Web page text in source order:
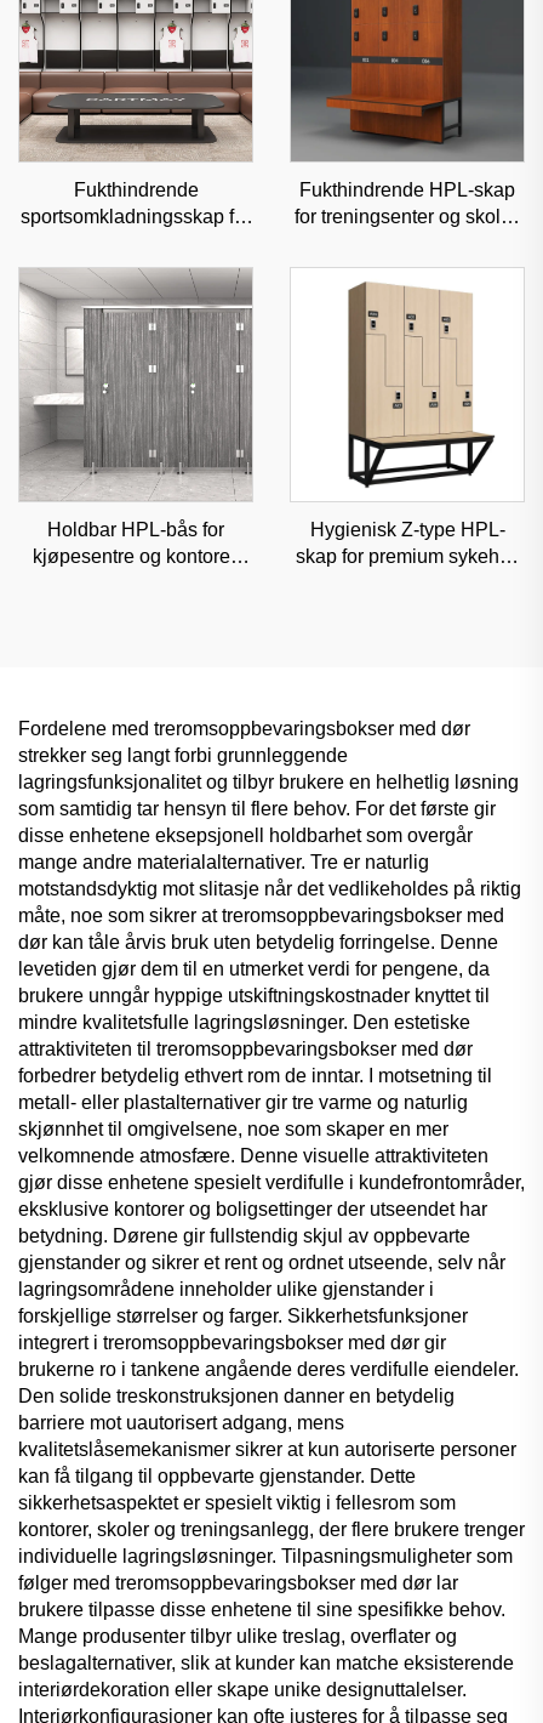
Fukthindrende
sportsomkladningsskap for
og treningssentre, slitesterk
ståloppbevaring
Fukthindrende HPL-skap
for treningsenter og skoler,
oppbevaring med
tilpasningsmuligheter
Holdbar HPL-bås for
kjøpesentre og kontorer,
Hygienisk Z-type HPL-
skap for premium sykehus
Fordelene med treromsoppbevaringsbokser med dør
strekker seg langt forbi grunnleggende
lagringsfunksjonalitet og tilbyr brukere en helhetlig løsning
som samtidig tar hensyn til flere behov. For det første gir
disse enhetene eksepsjonell holdbarhet som overgår
mange andre materialalternativer. Tre er naturlig
motstandsdyktig mot slitasje når det vedlikeholdes på riktig
måte, noe som sikrer at treromsoppbevaringsbokser med
dør kan tåle årvis bruk uten betydelig forringelse. Denne
levetiden gjør dem til en utmerket verdi for pengene, da
brukere unngår hyppige utskiftningskostnader knyttet til
mindre kvalitetsfulle lagringsløsninger. Den estetiske
attraktiviteten til treromsoppbevaringsbokser med dør
forbedrer betydelig ethvert rom de inntar. I motsetning til
metall- eller plastalternativer gir tre varme og naturlig
skjønnhet til omgivelsene, noe som skaper en mer
velkomnende atmosfære. Denne visuelle attraktiviteten
gjør disse enhetene spesielt verdifulle i kundefrontområder,
eksklusive kontorer og boligsettinger der utseendet har
betydning. Dørene gir fullstendig skjul av oppbevarte
gjenstander og sikrer et rent og ordnet utseende, selv når
lagringsområdene inneholder ulike gjenstander i
forskjellige størrelser og farger. Sikkerhetsfunksjoner
integrert i treromsoppbevaringsbokser med dør gir
brukerne ro i tankene angående deres verdifulle eiendeler.
Den solide treskonstruksjonen danner en betydelig
barriere mot uautorisert adgang, mens
kvalitetslåsemekanismer sikrer at kun autoriserte personer
kan få tilgang til oppbevarte gjenstander. Dette
sikkerhetsaspektet er spesielt viktig i fellesrom som
kontorer, skoler og treningsanlegg, der flere brukere trenger
individuelle lagringsløsninger. Tilpasningsmuligheter som
følger med treromsoppbevaringsbokser med dør lar
brukere tilpasse disse enhetene til sine spesifikke behov.
Mange produsenter tilbyr ulike treslag, overflater og
beslagalternativer, slik at kunder kan matche eksisterende
interiørdekoration eller skape unike designuttalelser.
Interiørkonfigurasjoner kan ofte justeres for å tilpasse seg